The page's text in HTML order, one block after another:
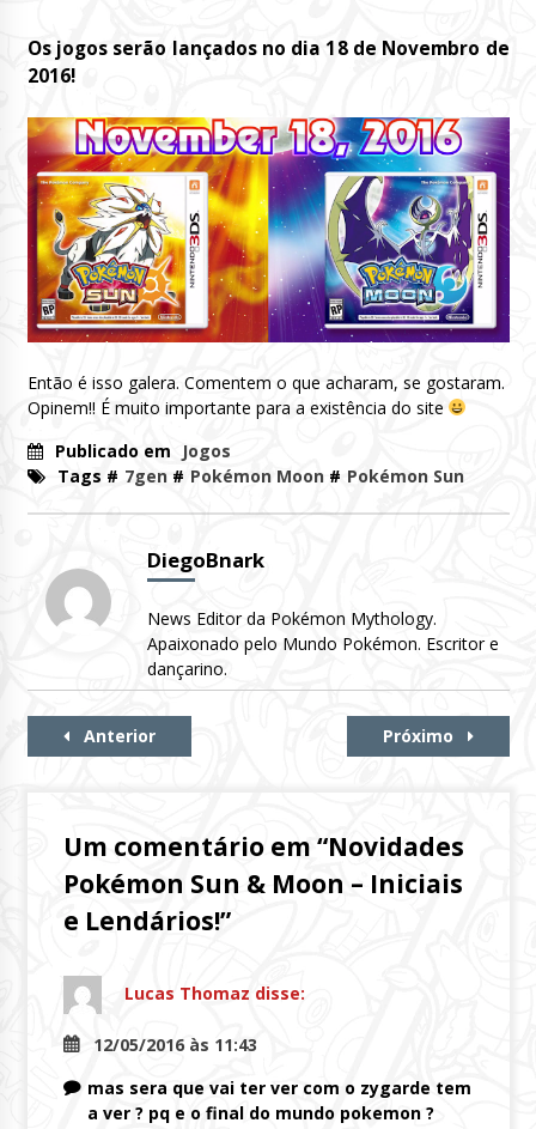
Os jogos serão lançados no dia 18 de Novembro de
2016!
Então é isso galera. Comentem o que acharam, se gostaram.
Opinem!! É muito importante para a existência do site
Publicado em
Jogos
Tags # 7gen# Pokémon Moon# Pokémon Sun
DiegoBnark
News Editor da Pokémon Mythology.
Apaixonado pelo Mundo Pokémon. Escritor e
dançarino.
Continue
Anterior Próximo
Um comentário em “Novidades
Pokémon Sun & Moon – Iniciais
e Lendários!”
Lucas Thomaz disse:
12/05/2016 às 11:43
mas sera que vai ter ver com o zygarde tem
a ver ? pq e o final do mundo pokemon ?